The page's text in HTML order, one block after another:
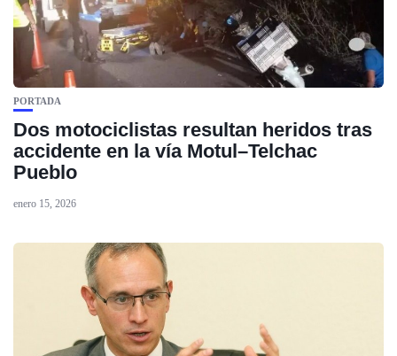
PORTADA
Dos motociclistas resultan heridos tras
accidente en la vía Motul–Telchac
Pueblo
enero 15, 2026